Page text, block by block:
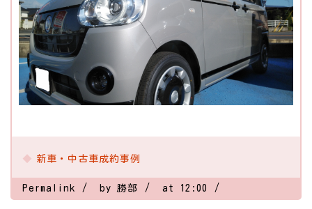
新車・中古車成約事例
Permalink by 勝部 at 12:00